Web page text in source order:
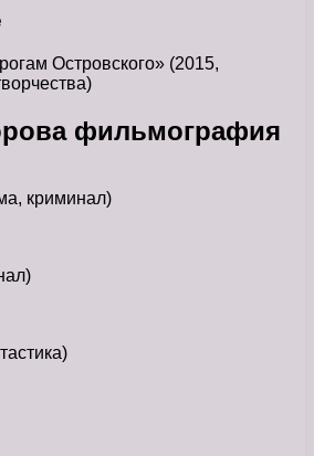
Островского» (2015,
фильмография
криминал)